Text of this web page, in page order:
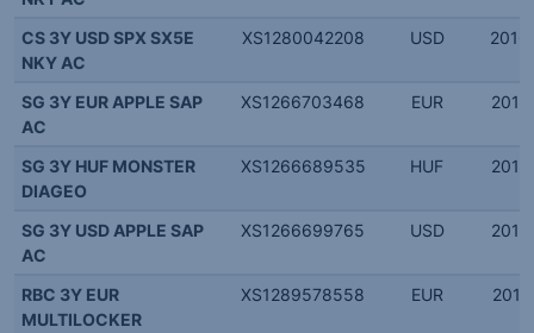
CS 3Y USD SPX SX5E
NKY AC
XS1280042208 USD
SG 3Y EUR APPLE SAP
AC
XS1266703468 EUR
SG 3Y HUF MONSTER
DIAGEO
XS1266689535 HUF
SG 3Y USD APPLE SAP
AC
XS1266699765 USD
RBC 3Y EUR
MULTILOCKER
XS1289578558 EUR